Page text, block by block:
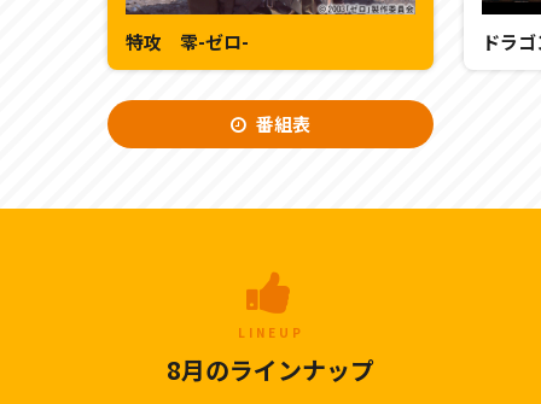
特攻 零-ゼロ-
番組表
LINEUP
8月のラインナップ